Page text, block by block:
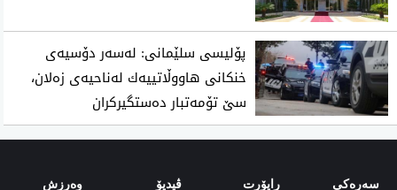
پۆلیسی سلێمانی: له‌سه‌ر دۆسیه‌ی
خنكانی هاووڵاتییه‌ك له‌ناحیه‌ی زه‌لان،
سێ تۆمه‌تبار ده‌ستگیركران
سەرەکی راپۆرت ڤیدیۆ وەرزش‌